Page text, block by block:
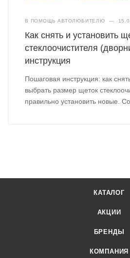
В ПОМОЩЬ АВТОЛЮБИТЕЛЮ —
Как снять и установить
стеклоочистителя
инструкция
Пошаговая инструкция: как
выбрать размер щеток
правильно установить новые.
КАТАЛОГ
АКЦИИ
БРЕНДЫ
КОМПАНИЯ